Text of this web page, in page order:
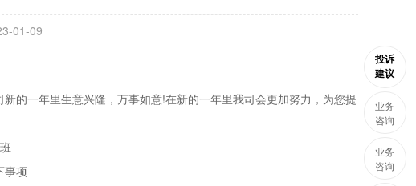
01-09
的一年里生意兴隆，万事如意!在新的一年里我司会更加努力，为您提
事项
投诉
建议
业务
咨询
业务
咨询